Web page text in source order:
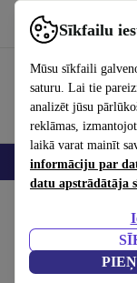
Sīkfailu
Mūsu sīkfaili
saturu. Lai tie
analizēt jūsu
reklāmas,
laikā varat mainīt
informāciju par
datu apstrādātāja
Izmantojiet
Viedtālruņi
7artisans
Melna